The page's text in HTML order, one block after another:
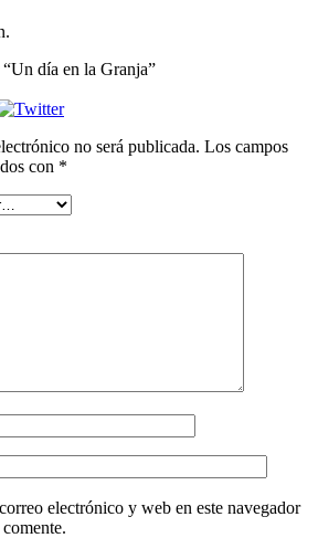
día en la Granja”
no será publicada. Los campos
con *
electrónico y web en este navegador